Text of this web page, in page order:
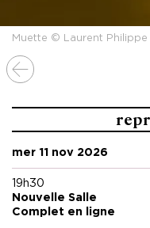
Muette © Laurent Philippe
mer 11 nov 2026
19h30
Nouvelle Salle
Complet en ligne